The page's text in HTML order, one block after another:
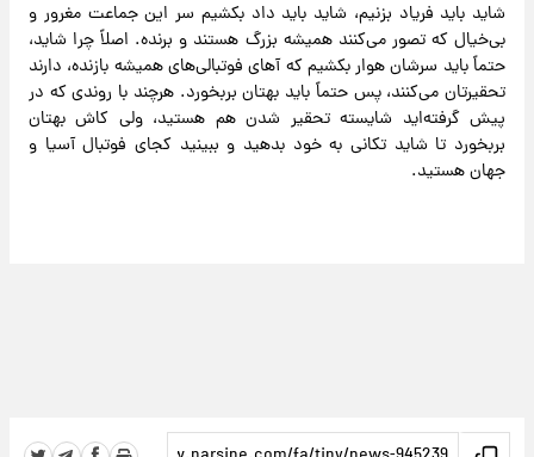
شاید باید فریاد بزنیم، شاید باید داد بکشیم سر این جماعت مغرور و
بی‌خیال که تصور می‌کنند همیشه بزرگ هستند و برنده. اصلاً چرا شاید،
حتماً باید سرشان هوار بکشیم که آهای فوتبالی‌های همیشه بازنده، دارند
تحقیرتان می‌کنند، پس حتماً باید بهتان بربخورد. هرچند با روندی که در
پیش گرفته‌اید شایسته تحقیر شدن هم هستید، ولی کاش بهتان
بربخورد تا شاید تکانی به خود بدهید و ببینید کجای فوتبال آسیا و
جهان هستید.